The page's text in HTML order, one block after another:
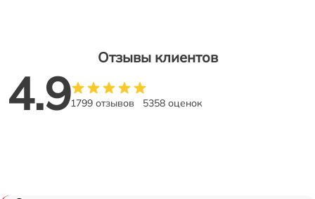
Отзывы клиентов
4.91799 отзывов 5358 оценок